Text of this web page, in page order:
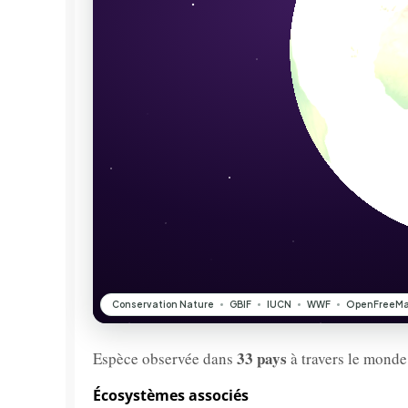
Espèce observée dans 33 pays à travers le
Écosystèmes associés